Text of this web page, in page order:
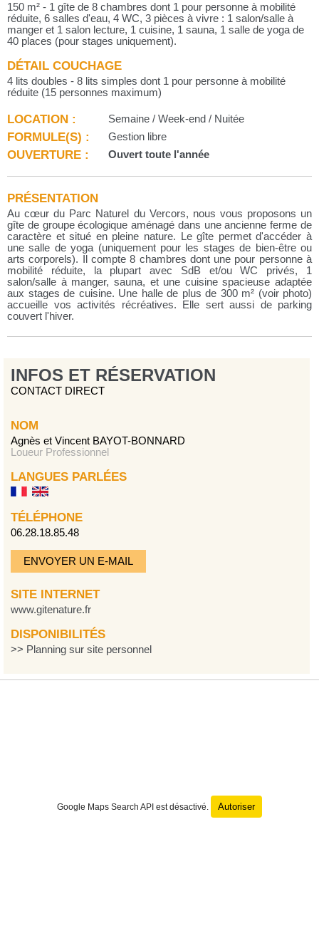
150 m² - 1 gîte de 8 chambres dont 1 pour personne à mobilité
réduite, 6 salles d'eau, 4 WC, 3 pièces à vivre : 1 salon/salle à
manger et 1 salon lecture, 1 cuisine, 1 sauna, 1 salle de yoga de
40 places (pour stages uniquement).
DÉTAIL COUCHAGE
4 lits doubles - 8 lits simples dont 1 pour personne à mobilité
réduite (15 personnes maximum)
LOCATION : Semaine / Week-end / Nuitée
FORMULE(S) : Gestion libre
OUVERTURE : Ouvert toute l'année
PRÉSENTATION
Au cœur du Parc Naturel du Vercors, nous vous proposons un
gîte de groupe écologique aménagé dans une ancienne ferme de
caractère et situé en pleine nature. Le gîte permet d'accéder à
une salle de yoga (uniquement pour les stages de bien-être ou
arts corporels). Il compte 8 chambres dont une pour personne à
mobilité réduite, la plupart avec SdB et/ou WC privés, 1
salon/salle à manger, sauna, et une cuisine spacieuse adaptée
aux stages de cuisine. Une halle de plus de 300 m² (voir photo)
accueille vos activités récréatives. Elle sert aussi de parking
couvert l'hiver.
INFOS ET RÉSERVATION
CONTACT DIRECT
NOM
Agnès et Vincent BAYOT-BONNARD
Loueur Professionnel
LANGUES PARLÉES
TÉLÉPHONE
06.28.18.85.48
ENVOYER UN E-MAIL
SITE INTERNET
www.gitenature.fr
DISPONIBILITÉS
>> Planning sur site personnel
Google Maps Search API est désactivé. Autoriser